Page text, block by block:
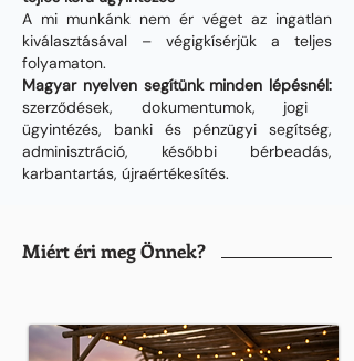
A mi munkánk nem ér véget az ingatlan
kiválasztásával – végigkísérjük a teljes
folyamaton.
Magyar nyelven segítünk minden lépésnél:
szerződések, dokumentumok, jogi
ügyintézés, banki és pénzügyi segítség,
adminisztráció, későbbi bérbeadás,
karbantartás, újraértékesítés.
Miért éri meg Önnek?